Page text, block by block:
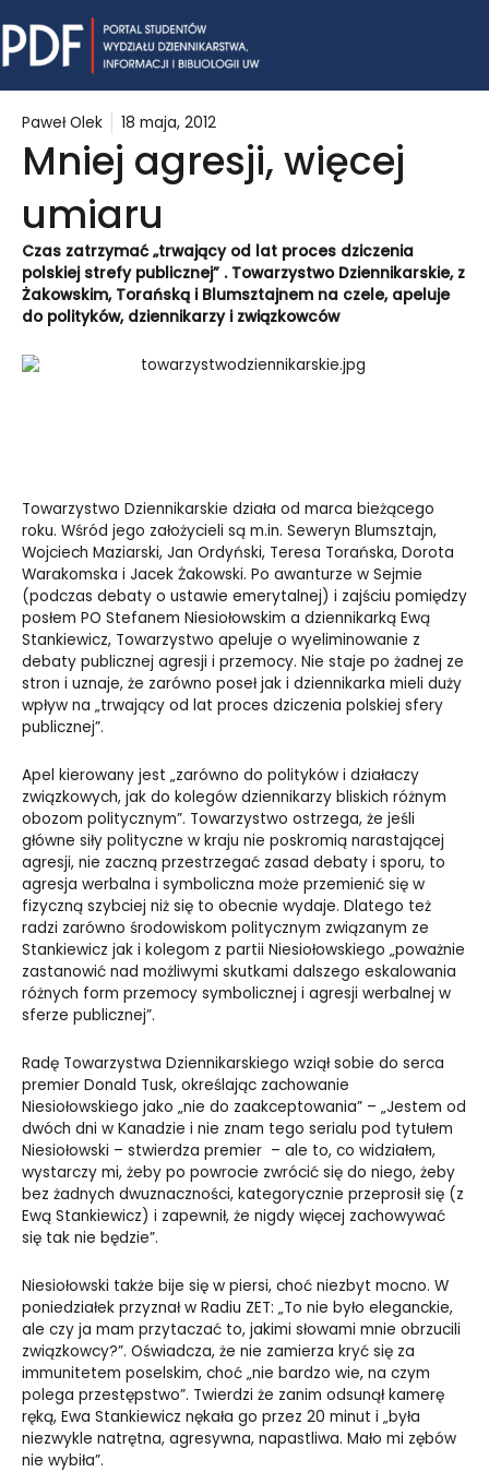
to
content
Paweł Olek 18 maja, 2012
Mniej agresji, więcej
umiaru
Czas zatrzymać „trwający od lat proces dziczenia
polskiej strefy publicznej” . Towarzystwo Dziennikarskie, z
Żakowskim, Torańską i Blumsztajnem na czele, apeluje
do polityków, dziennikarzy i związkowców
Towarzystwo Dziennikarskie działa od marca bieżącego
roku. Wśród jego założycieli są m.in. Seweryn Blumsztajn,
Wojciech Maziarski, Jan Ordyński, Teresa Torańska, Dorota
Warakomska i Jacek Żakowski. Po awanturze w Sejmie
(podczas debaty o ustawie emerytalnej) i zajściu pomiędzy
posłem PO Stefanem Niesiołowskim a dziennikarką Ewą
Stankiewicz, Towarzystwo apeluje o wyeliminowanie z
debaty publicznej agresji i przemocy. Nie staje po żadnej ze
stron i uznaje, że zarówno poseł jak i dziennikarka mieli duży
wpływ na „trwający od lat proces dziczenia polskiej sfery
publicznej”.
Apel kierowany jest „zarówno do polityków i działaczy
związkowych, jak do kolegów dziennikarzy bliskich różnym
obozom politycznym”. Towarzystwo ostrzega, że jeśli
główne siły polityczne w kraju nie poskromią narastającej
agresji, nie zaczną przestrzegać zasad debaty i sporu, to
agresja werbalna i symboliczna może przemienić się w
fizyczną szybciej niż się to obecnie wydaje. Dlatego też
radzi zarówno środowiskom politycznym związanym ze
Stankiewicz jak i kolegom z partii Niesiołowskiego „poważnie
zastanowić nad możliwymi skutkami dalszego eskalowania
różnych form przemocy symbolicznej i agresji werbalnej w
sferze publicznej”.
Radę Towarzystwa Dziennikarskiego wziął sobie do serca
premier Donald Tusk, określając zachowanie
Niesiołowskiego jako „nie do zaakceptowania” – „Jestem od
dwóch dni w Kanadzie i nie znam tego serialu pod tytułem
Niesiołowski – stwierdza premier – ale to, co widziałem,
wystarczy mi, żeby po powrocie zwrócić się do niego, żeby
bez żadnych dwuznaczności, kategorycznie przeprosił się (z
Ewą Stankiewicz) i zapewnił, że nigdy więcej zachowywać
się tak nie będzie”.
Niesiołowski także bije się w piersi, choć niezbyt mocno. W
poniedziałek przyznał w Radiu ZET: „To nie było eleganckie,
ale czy ja mam przytaczać to, jakimi słowami mnie obrzucili
związkowcy?”. Oświadcza, że nie zamierza kryć się za
immunitetem poselskim, choć „nie bardzo wie, na czym
polega przestępstwo”. Twierdzi że zanim odsunął kamerę
ręką, Ewa Stankiewicz nękała go przez 20 minut i „była
niezwykle natrętna, agresywna, napastliwa. Mało mi zębów
nie wybiła”.